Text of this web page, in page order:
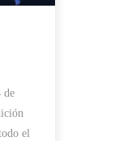
de
el